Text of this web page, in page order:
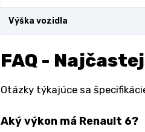
Výška vozidla
FAQ -
Otázky týkajúce sa
Aký výkon má Renault 6?